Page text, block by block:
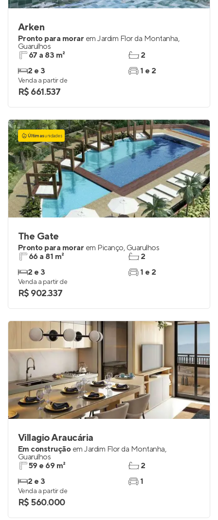
Arken
Pronto para morar em Jardim Flor da Montanha,
Guarulhos
67 a 83 m²
2 e 3
2
1 e 2
Venda a partir de
R$ 661.537
Últimasunidades
The Gate
Pronto para morar em Picanço, Guarulhos
66 a 81 m²
2 e 3
2
1 e 2
Venda a partir de
R$ 902.337
Villagio Araucária
Em construção em Jardim Flor da Montanha,
Guarulhos
59 e 69 m²
2 e 3
2
1
Venda a partir de
R$ 560.000